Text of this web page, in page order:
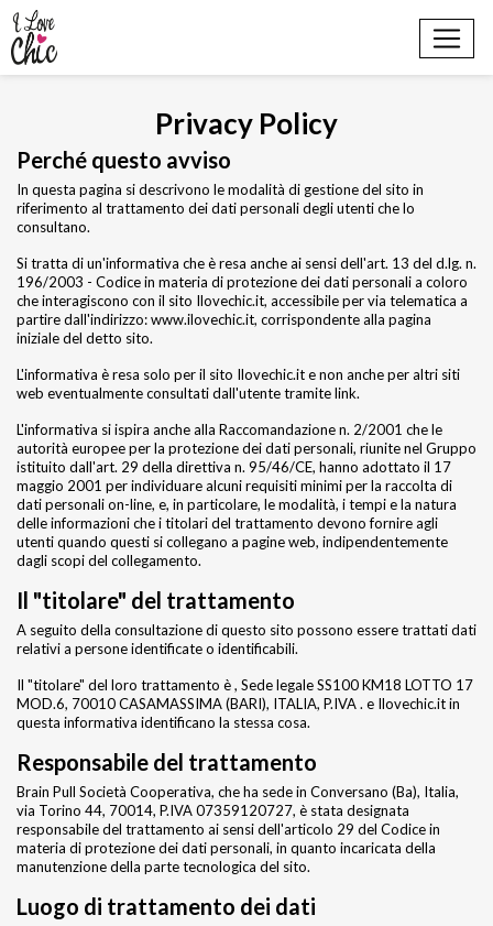
Privacy Policy
Perché questo avviso
In questa pagina si descrivono le modalità di gestione del sito in
riferimento al trattamento dei dati personali degli utenti che lo
consultano.
Si tratta di un'informativa che è resa anche ai sensi dell'art. 13 del d.lg. n.
196/2003 - Codice in materia di protezione dei dati personali a coloro
che interagiscono con il sito Ilovechic.it, accessibile per via telematica a
partire dall'indirizzo: www.ilovechic.it, corrispondente alla pagina
iniziale del detto sito.
L'informativa è resa solo per il sito Ilovechic.it e non anche per altri siti
web eventualmente consultati dall'utente tramite link.
L'informativa si ispira anche alla Raccomandazione n. 2/2001 che le
autorità europee per la protezione dei dati personali, riunite nel Gruppo
istituito dall'art. 29 della direttiva n. 95/46/CE, hanno adottato il 17
maggio 2001 per individuare alcuni requisiti minimi per la raccolta di
dati personali on-line, e, in particolare, le modalità, i tempi e la natura
delle informazioni che i titolari del trattamento devono fornire agli
utenti quando questi si collegano a pagine web, indipendentemente
dagli scopi del collegamento.
Il "titolare" del trattamento
A seguito della consultazione di questo sito possono essere trattati dati
relativi a persone identificate o identificabili.
Il "titolare" del loro trattamento è , Sede legale SS100 KM18 LOTTO 17
MOD.6, 70010 CASAMASSIMA (BARI), ITALIA, P.IVA . e Ilovechic.it in
questa informativa identificano la stessa cosa.
Responsabile del trattamento
Brain Pull Società Cooperativa, che ha sede in Conversano (Ba), Italia,
via Torino 44, 70014, P.IVA 07359120727, è stata designata
responsabile del trattamento ai sensi dell'articolo 29 del Codice in
materia di protezione dei dati personali, in quanto incaricata della
manutenzione della parte tecnologica del sito.
Luogo di trattamento dei dati